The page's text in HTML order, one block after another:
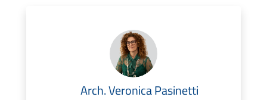
Arch. Veronica Pasinetti